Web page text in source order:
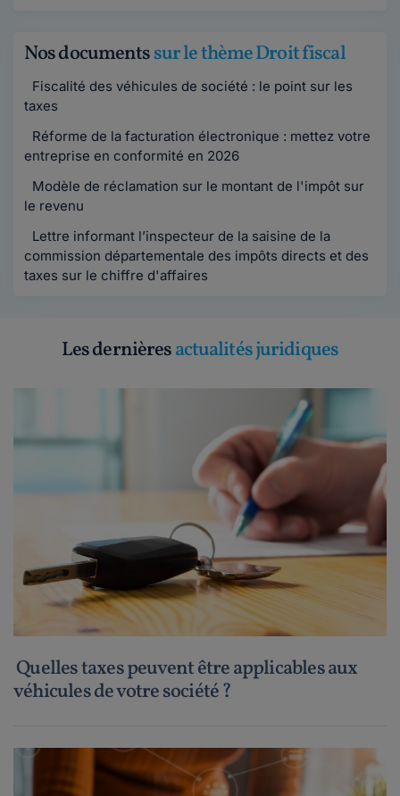
Nos documentssur le thème Droit fiscal
Fiscalité des véhicules de société : le point sur les
taxes
Réforme de la facturation électronique : mettez votre
entreprise en conformité en 2026
Modèle de réclamation sur le montant de l'impôt sur
le revenu
Lettre informant l’inspecteur de la saisine de la
commission départementale des impôts directs et des
taxes sur le chiffre d'affaires
Les dernièresactualités juridiques
Quelles taxes peuvent être applicables aux
véhicules de votre société ?